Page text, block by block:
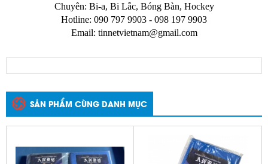
Chuyên: Bi-a, Bi Lắc, Bóng Bàn, Hockey
Hotline: 090 797 9903 - 098 197 9903
Email: tinnetvietnam@gmail.com
SẢN PHẨM CÙNG DANH MỤC